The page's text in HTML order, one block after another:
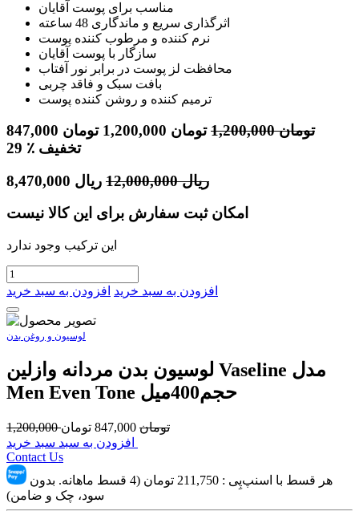
مناسب برای پوست آقایان
اثرگذاری سریع و ماندگاری 48 ساعته
نرم کننده و مرطوب کننده پوست
سازگار با پوست آقایان
محافظت لز پوست در برابر نور آفتاب
بافت سبک و فاقد چربی
ترمیم کننده و روشن کننده پوست
847,000 تومان 1,200,000 تومان 1,200,000 تومان
29
٪ تخفیف
8,470,000 ریال 12,000,000 ریال
امکان ثبت سفارش برای این کالا نیست
این ترکیب وجود ندارد
افزودن به سبد خرید افزودن به سبد خرید
لوسیون و روغن بدن
لوسیون بدن مردانه وازلین Vaseline مدل
Men Even Tone حجم400میل
1,200,000 تومان 847,000 تومان
Contact Us
هر قسط با اسنپ‌پِی : 211,750
تومان (4 قسط ماهانه. بدون
سود، چک و ضامن)